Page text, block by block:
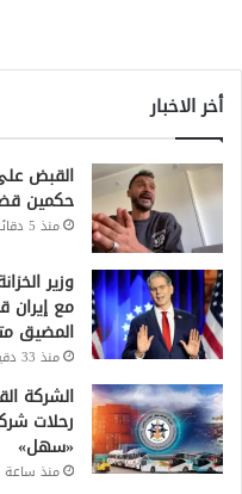
أخر الاخبار
القبض
حكمين قضائيين بـ460
منذ 5 دقائق
وزير
مع إيران
المضيق
منذ 33 دقيقة
الشركة
رحلات
«سهل»
منذ ساعة